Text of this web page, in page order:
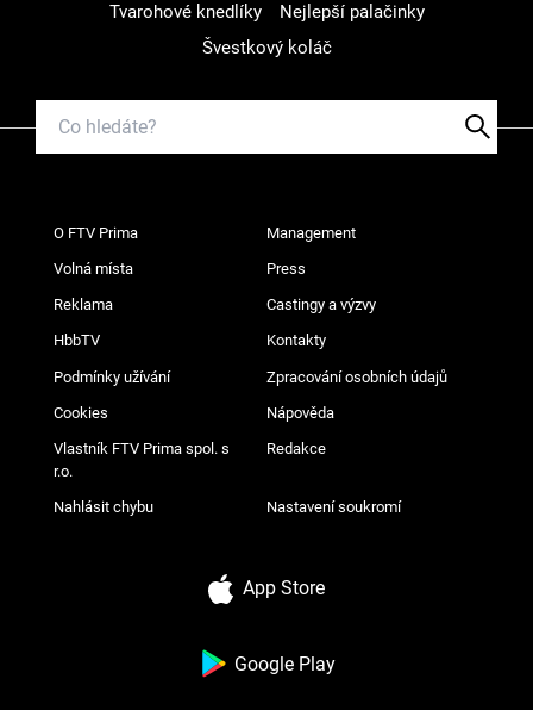
Tvarohové knedlíky
Nejlepší palačinky
Švestkový koláč
O FTV Prima Management
Volná místa Press
Reklama Castingy a výzvy
HbbTV Kontakty
Podmínky užívání Zpracování osobních údajů
Cookies Nápověda
Vlastník FTV Prima spol. s
r.o.
Redakce
Nahlásit chybu Nastavení soukromí
App Store
Google Play